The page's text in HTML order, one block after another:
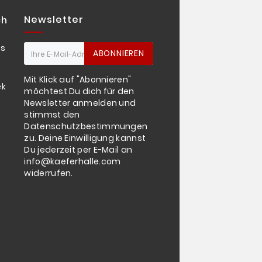
Newsletter
ABONNIEREN
Mit Klick auf "Abonnieren"
möchtest Du dich für den
Newsletter anmelden und
stimmst den
Datenschutzbestimmungen
zu. Deine Einwilligung kannst
Du jederzeit per E-Mail an
info@kaeferhalle.com
widerrufen.